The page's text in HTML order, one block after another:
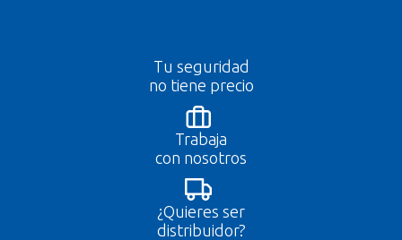
Tu seguridad
no tiene precio
Trabaja
con nosotros
¿Quieres ser
distribuidor?